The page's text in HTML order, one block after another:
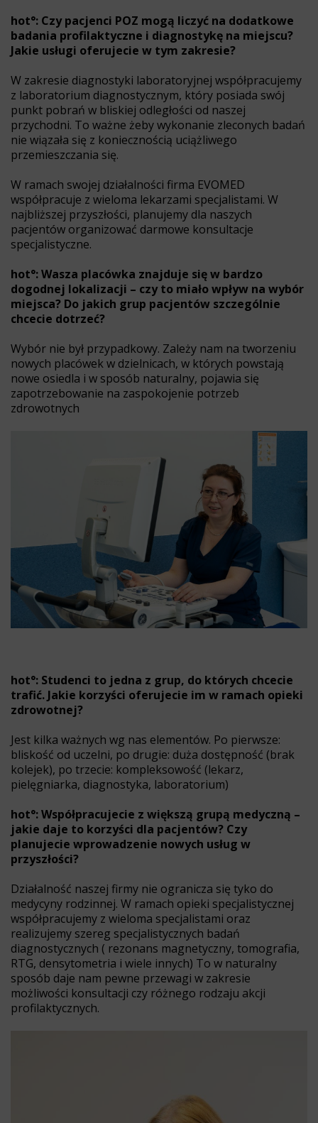
hot°: Czy pacjenci POZ mogą liczyć na dodatkowe
badania profilaktyczne i diagnostykę na miejscu?
Jakie usługi oferujecie w tym zakresie?
W zakresie diagnostyki laboratoryjnej współpracujemy
z laboratorium diagnostycznym, który posiada swój
punkt pobrań w bliskiej odległości od naszej
przychodni. To ważne żeby wykonanie zleconych badań
nie wiązała się z koniecznością uciążliwego
przemieszczania się.
W ramach swojej działalności firma EVOMED
współpracuje z wieloma lekarzami specjalistami. W
najbliższej przyszłości, planujemy dla naszych
pacjentów organizować darmowe konsultacje
specjalistyczne.
hot°: Wasza placówka znajduje się w bardzo
dogodnej lokalizacji – czy to miało wpływ na wybór
miejsca? Do jakich grup pacjentów szczególnie
chcecie dotrzeć?
Wybór nie był przypadkowy. Zależy nam na tworzeniu
nowych placówek w dzielnicach, w których powstają
nowe osiedla i w sposób naturalny, pojawia się
zapotrzebowanie na zaspokojenie potrzeb
zdrowotnych
hot°: Studenci to jedna z grup, do których chcecie
trafić. Jakie korzyści oferujecie im w ramach opieki
zdrowotnej?
Jest kilka ważnych wg nas elementów. Po pierwsze:
bliskość od uczelni, po drugie: duża dostępność (brak
kolejek), po trzecie: kompleksowość (lekarz,
pielęgniarka, diagnostyka, laboratorium)
hot°: Współpracujecie z większą grupą medyczną –
jakie daje to korzyści dla pacjentów? Czy
planujecie wprowadzenie nowych usług w
przyszłości?
Działalność naszej firmy nie ogranicza się tyko do
medycyny rodzinnej. W ramach opieki specjalistycznej
współpracujemy z wieloma specjalistami oraz
realizujemy szereg specjalistycznych badań
diagnostycznych ( rezonans magnetyczny, tomografia,
RTG, densytometria i wiele innych) To w naturalny
sposób daje nam pewne przewagi w zakresie
możliwości konsultacji czy różnego rodzaju akcji
profilaktycznych.